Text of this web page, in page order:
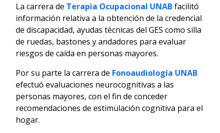
La carrera de Terapia Ocupacional UNABfacilitó
información relativa a la obtención de la credencial
de discapacidad, ayudas técnicas del GES como silla
de ruedas, bastones y andadores para evaluar
riesgos de caída en personas mayores.
Por su parte la carrera de Fonoaudiología UNAB
efectuó evaluaciones neurocognitivas a las
personas mayores, con el fin de conceder
recomendaciones de estimulación cognitiva para el
hogar.